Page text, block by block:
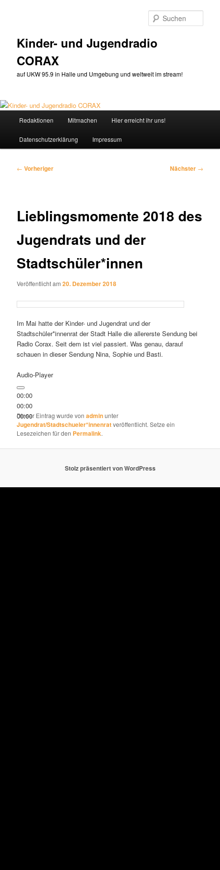
Kinder- und Jugendradio
CORAX
auf UKW 95.9 in Halle und Umgebung und weltweit im stream!
Redaktionen Mitmachen Hier erreicht ihr uns!
Datenschutzerklärung Impressum
Beitragsnavigation
← Vorheriger Nächster →
Lieblingsmomente 2018 des
Jugendrats und der
Stadtschüler*innen
Veröffentlicht am20. Dezember 2018
Im Mai hatte der Kinder- und Jugendrat und der
Stadtschüler*innenrat der Stadt Halle die allererste Sendung bei
Radio Corax. Seit dem ist viel passiert. Was genau, darauf
schauen in dieser Sendung Nina, Sophie und Basti.
Audio-Player
00:00
00:00
00:00
Dieser Eintrag wurde vonadminunter
Jugendrat/Stadtschueler*innenratveröffentlicht. Setze ein
Lesezeichen für den Permalink.
Stolz präsentiert von WordPress